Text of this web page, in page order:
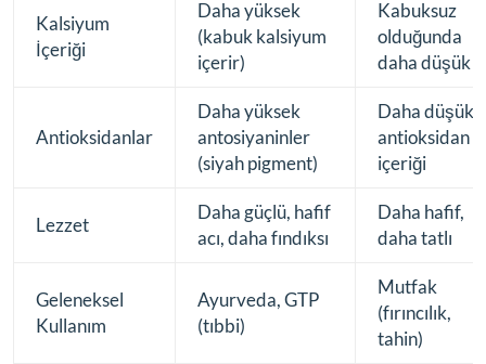
Kalsiyum
İçeriği
Daha yüksek
(kabuk kalsiyum
içerir)
Kabuksuz
olduğunda
daha düşük
Antioksidanlar
Daha yüksek
antosiyaninler
(siyah pigment)
Daha düşük
antioksidan
içeriği
Lezzet
Daha güçlü, hafif
acı, daha fındıksı
Daha hafif,
daha tatlı
Geleneksel
Kullanım
Ayurveda, GTP
(tıbbi)
Mutfak
(fırıncılık,
tahin)